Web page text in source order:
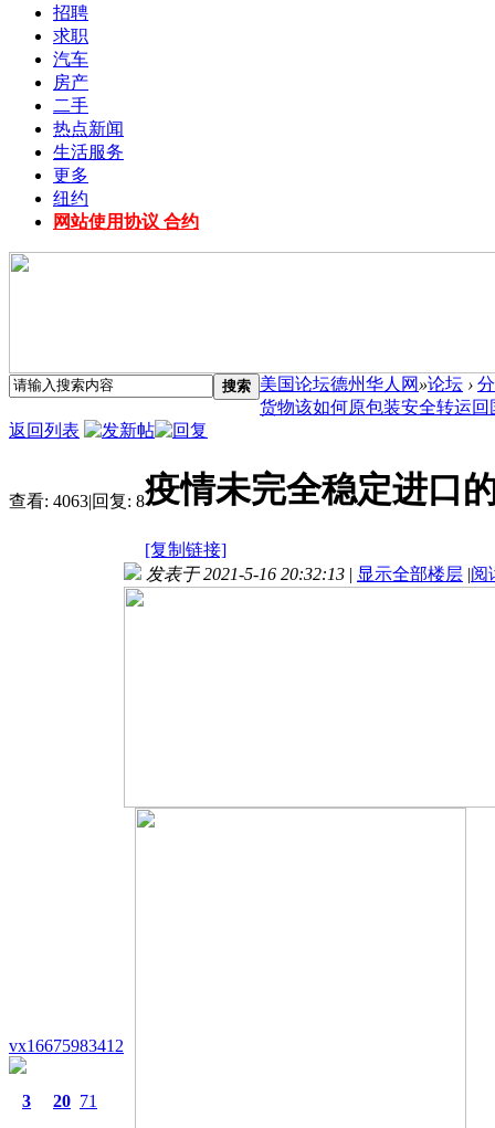
招聘
求职
汽车
房产
二手
热点新闻
生活服务
更多
纽约
网站使用协议 合约
搜索 美国论坛德州华人网 »论坛 ›
货物该如何原包装安全转运回
返回列表
查看: 4063|回复: 8疫情未完全稳定进口
[复制链接]
vx16675983412
3 20 71
发表于 2021-5-16 20:32:13 | 显示全部楼层 |阅